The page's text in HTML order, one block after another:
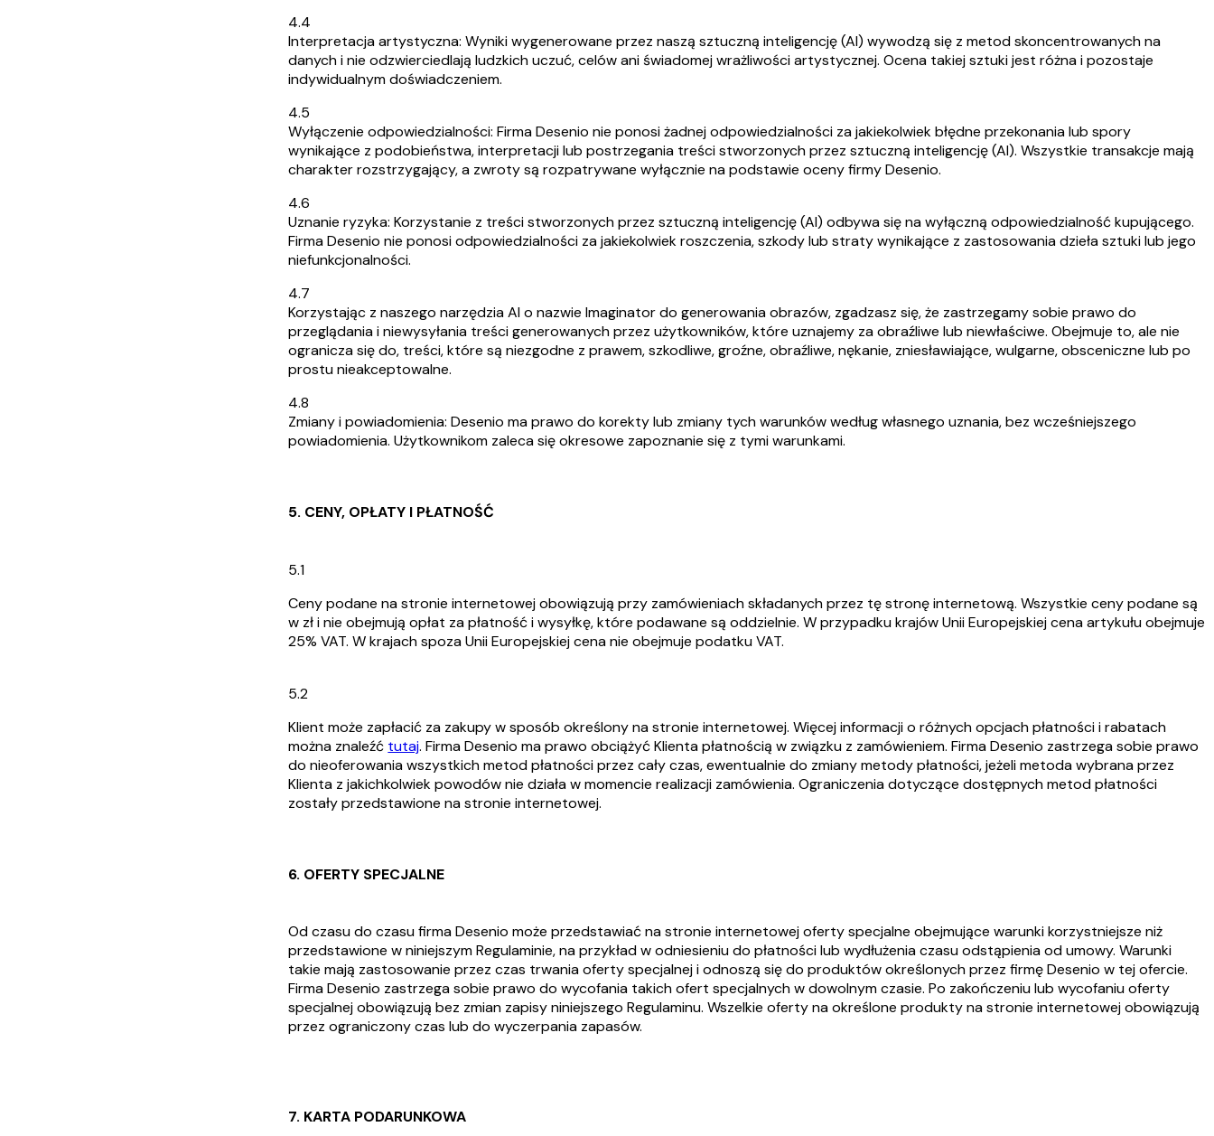
4.4
Interpretacja artystyczna: Wyniki wygenerowane przez naszą sztuczną inteligencję (AI) wywodzą się z metod skoncentrowanych na
danych i nie odzwierciedlają ludzkich uczuć, celów ani świadomej wrażliwości artystycznej. Ocena takiej sztuki jest różna i pozostaje
indywidualnym doświadczeniem.
4.5
Wyłączenie odpowiedzialności: Firma Desenio nie ponosi żadnej odpowiedzialności za jakiekolwiek błędne przekonania lub spory
wynikające z podobieństwa, interpretacji lub postrzegania treści stworzonych przez sztuczną inteligencję (AI). Wszystkie transakcje mają
charakter rozstrzygający, a zwroty są rozpatrywane wyłącznie na podstawie oceny firmy Desenio.
4.6
Uznanie ryzyka: Korzystanie z treści stworzonych przez sztuczną inteligencję (AI) odbywa się na wyłączną odpowiedzialność kupującego.
Firma Desenio nie ponosi odpowiedzialności za jakiekolwiek roszczenia, szkody lub straty wynikające z zastosowania dzieła sztuki lub jego
niefunkcjonalności.
4.7
Korzystając z naszego narzędzia AI o nazwie Imaginator do generowania obrazów, zgadzasz się, że zastrzegamy sobie prawo do
przeglądania i niewysyłania treści generowanych przez użytkowników, które uznajemy za obraźliwe lub niewłaściwe. Obejmuje to, ale nie
ogranicza się do, treści, które są niezgodne z prawem, szkodliwe, groźne, obraźliwe, nękanie, zniesławiające, wulgarne, obsceniczne lub po
prostu nieakceptowalne.
4.8
Zmiany i powiadomienia: Desenio ma prawo do korekty lub zmiany tych warunków według własnego uznania, bez wcześniejszego
powiadomienia. Użytkownikom zaleca się okresowe zapoznanie się z tymi warunkami.
5. CENY, OPŁATY I PŁATNOŚĆ
5.1
Ceny podane na stronie internetowej obowiązują przy zamówieniach składanych przez tę stronę internetową. Wszystkie ceny podane są
w zł i nie obejmują opłat za płatność i wysyłkę, które podawane są oddzielnie. W przypadku krajów Unii Europejskiej cena artykułu obejmuje
25% VAT. W krajach spoza Unii Europejskiej cena nie obejmuje podatku VAT.
5.2
Klient może zapłacić za zakupy w sposób określony na stronie internetowej. Więcej informacji o różnych opcjach płatności i rabatach
można znaleźć tutaj. Firma Desenio ma prawo obciążyć Klienta płatnością w związku z zamówieniem. Firma Desenio zastrzega sobie prawo
do nieoferowania wszystkich metod płatności przez cały czas, ewentualnie do zmiany metody płatności, jeżeli metoda wybrana przez
Klienta z jakichkolwiek powodów nie działa w momencie realizacji zamówienia. Ograniczenia dotyczące dostępnych metod płatności
zostały przedstawione na stronie internetowej.
6. OFERTY SPECJALNE
Od czasu do czasu firma Desenio może przedstawiać na stronie internetowej oferty specjalne obejmujące warunki korzystniejsze niż
przedstawione w niniejszym Regulaminie, na przykład w odniesieniu do płatności lub wydłużenia czasu odstąpienia od umowy. Warunki
takie mają zastosowanie przez czas trwania oferty specjalnej i odnoszą się do produktów określonych przez firmę Desenio w tej ofercie.
Firma Desenio zastrzega sobie prawo do wycofania takich ofert specjalnych w dowolnym czasie. Po zakończeniu lub wycofaniu oferty
specjalnej obowiązują bez zmian zapisy niniejszego Regulaminu. Wszelkie oferty na określone produkty na stronie internetowej obowiązują
przez ograniczony czas lub do wyczerpania zapasów.
7. KARTA PODARUNKOWA